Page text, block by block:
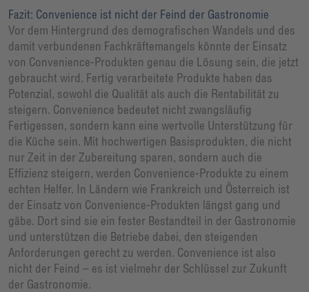
Fazit: Convenience ist nicht der Feind der Gastronomie
Vor dem Hintergrund des demografischen Wandels und des
damit verbundenen Fachkräftemangels könnte der Einsatz
von Convenience-Produkten genau die Lösung sein, die jetzt
gebraucht wird. Fertig verarbeitete Produkte haben das
Potenzial, sowohl die Qualität als auch die Rentabilität zu
steigern. Convenience bedeutet nicht zwangsläufig
Fertigessen, sondern kann eine wertvolle Unterstützung für
die Küche sein. Mit hochwertigen Basisprodukten, die nicht
nur Zeit in der Zubereitung sparen, sondern auch die
Effizienz steigern, werden Convenience-Produkte zu einem
echten Helfer. In Ländern wie Frankreich und Österreich ist
der Einsatz von Convenience-Produkten längst gang und
gäbe. Dort sind sie ein fester Bestandteil in der Gastronomie
und unterstützen die Betriebe dabei, den steigenden
Anforderungen gerecht zu werden. Convenience ist also
nicht der Feind – es ist vielmehr der Schlüssel zur Zukunft
der Gastronomie.